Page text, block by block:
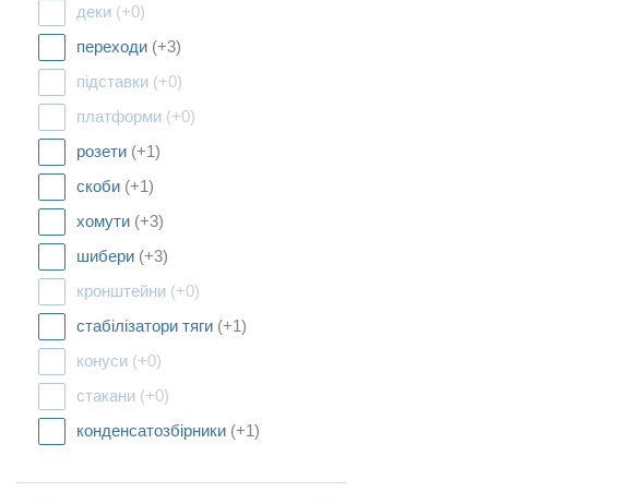
деки (+0)
переходи (+3)
підставки (+0)
платформи (+0)
розети (+1)
скоби (+1)
хомути (+3)
шибери (+3)
кронштейни (+0)
стабілізатори тяги (+1)
конуси (+0)
стакани (+0)
конденсатозбірники (+1)